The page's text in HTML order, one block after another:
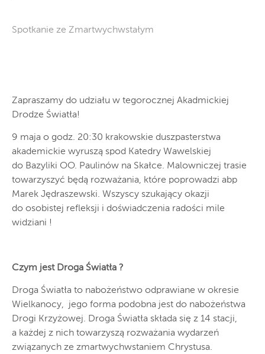
Spotkanie ze Zmartwychwstałym
Zapraszamy do udziału w tegorocznej Akadmickiej
Drodze Światła!
9 maja o godz. 20:30 krakowskie duszpasterstwa
akademickie wyruszą spod Katedry Wawelskiej
do Bazyliki OO. Paulinów na Skałce. Malowniczej trasie
towarzyszyć będą rozważania, które poprowadzi abp
Marek Jędraszewski. Wszyscy szukający okazji
do osobistej refleksji i doświadczenia radości mile
widziani !
Czym jest Droga Światła ?
Droga Światła to nabożeństwo odprawiane w okresie
Wielkanocy, jego forma podobna jest do nabożeństwa
Drogi Krzyżowej. Droga Światła składa się z 14 stacji,
a każdej z nich towarzyszą rozważania wydarzeń
związanych ze zmartwychwstaniem Chrystusa.